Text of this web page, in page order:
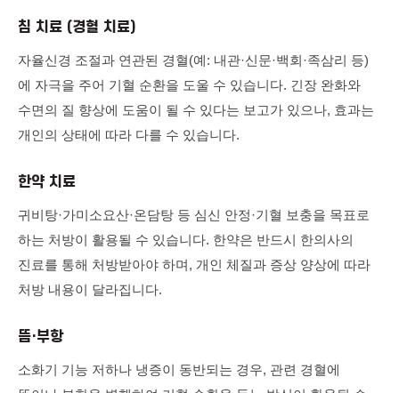
침 치료 (경혈 치료)
자율신경 조절과 연관된 경혈(예: 내관·신문·백회·족삼리 등)
에 자극을 주어 기혈 순환을 도울 수 있습니다. 긴장 완화와
수면의 질 향상에 도움이 될 수 있다는 보고가 있으나, 효과는
개인의 상태에 따라 다를 수 있습니다.
한약 치료
귀비탕·가미소요산·온담탕 등 심신 안정·기혈 보충을 목표로
하는 처방이 활용될 수 있습니다. 한약은 반드시 한의사의
진료를 통해 처방받아야 하며, 개인 체질과 증상 양상에 따라
처방 내용이 달라집니다.
뜸·부항
소화기 기능 저하나 냉증이 동반되는 경우, 관련 경혈에